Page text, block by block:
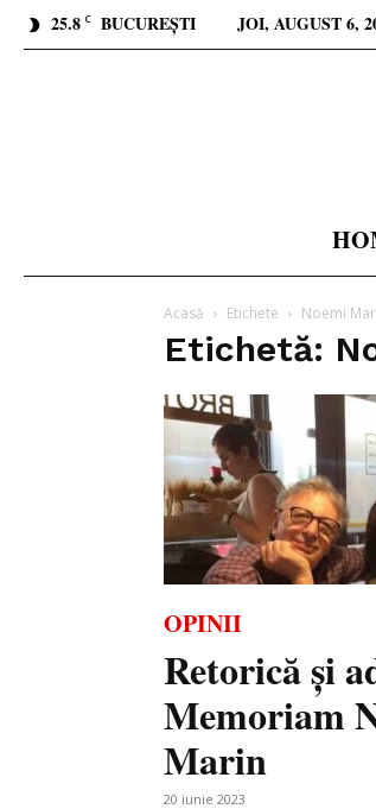
25.8 C BUCUREȘTI JOI, AUGUST 6,
Acasă Etichete Noemi
Etichetă:
OPINII
Retorică și
Memoriam
Marin
20 iunie 2023